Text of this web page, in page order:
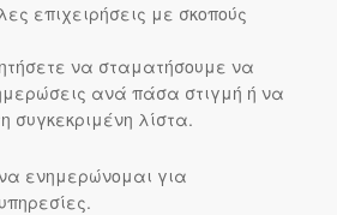
επιχειρήσεις με σκοπούς
να σταματήσουμε να
ανά πάσα στιγμή ή να
συγκεκριμένη λίστα.
ενημερώνομαι για